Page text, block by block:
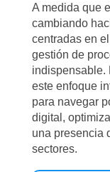
A medida que
cambiando
centradas en
gestión de
indispensable.
este enfoque
para navegar
digital,
una presencia
sectores.